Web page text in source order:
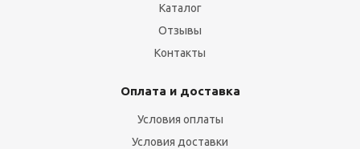
Каталог
Отзывы
Контакты
Оплата и доставка
Условия оплаты
Условия доставки